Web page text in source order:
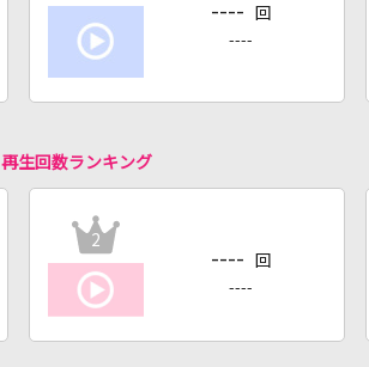
---- 回
----
再生回数ランキング
2
---- 回
----